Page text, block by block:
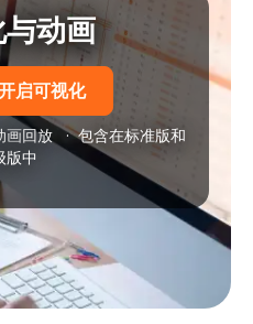
动画
启可视化
画回放 · 包含在标准版和
版中